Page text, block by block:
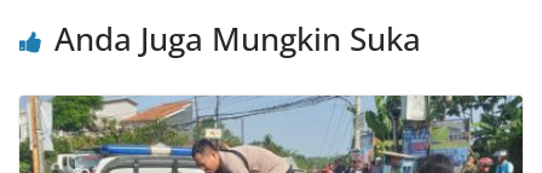
Anda Juga Mungkin Suka